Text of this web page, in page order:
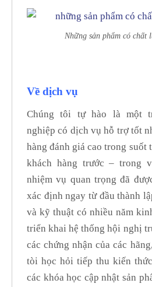
Những sản phẩm có chất
Về dịch vụ
Chúng tôi tự hào là một
nghiệp có dịch vụ hỗ trợ tốt
hàng đánh giá cao trong suốt
khách hàng trước – trong
nhiệm vụ quan trọng đã
xác định ngay từ đầu thành
và kỹ thuật có nhiều năm
triển khai hệ thống hội nghị
các chứng nhận của các
tòi học hỏi tiếp thu kiến
các khóa học cập nhật sản